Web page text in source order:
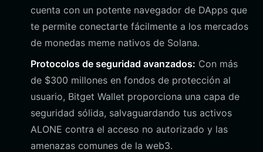
cuenta con un potente navegador de DApps que
te permite conectarte fácilmente a los mercados
de monedas meme nativos de Solana.
Protocolos de seguridad avanzados: Con más
de $300 millones en fondos de protección al
usuario, Bitget Wallet proporciona una capa de
seguridad sólida, salvaguardando tus activos
ALONE contra el acceso no autorizado y las
amenazas comunes de la web3.